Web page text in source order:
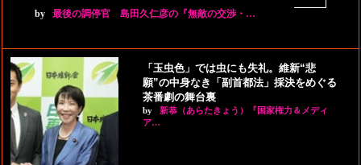
by 最後の調停官 島田久仁彦の『無敵の交渉・…
「玉虫色」では虫にも失礼。維新“悲
願”の中身なき「副首都法」採決をめぐる
茶番劇の舞台裏
by
新恭（あらたきょう）『国家権力＆メディ
ア…